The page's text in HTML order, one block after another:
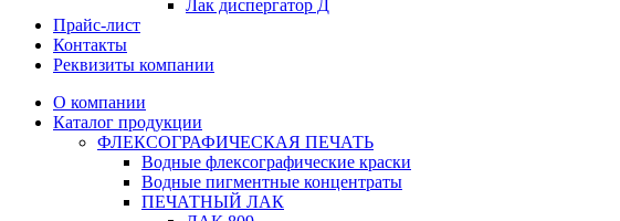
Лак диспергатор Д
Прайс-лист
Контакты
Реквизиты компании
О компании
Каталог продукции
ФЛЕКСОГРАФИЧЕСКАЯ ПЕЧАТЬ
Водные флексографические краски
Водные пигментные концентраты
ПЕЧАТНЫЙ ЛАК